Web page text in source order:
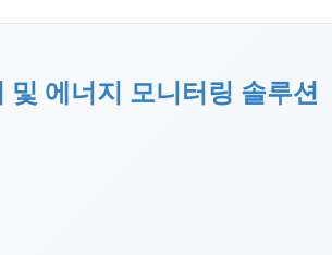
에너지 모니터링 솔루션